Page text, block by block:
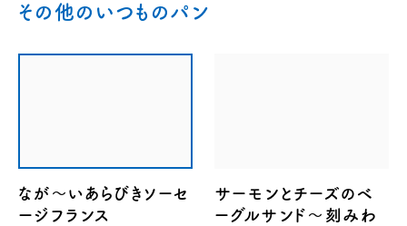
その他のいつものパン
なが～いあらびきソーセ
ージフランス
サーモンとチーズのベ
ーグルサンド～刻みわ